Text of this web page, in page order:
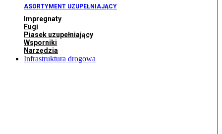
ASORTYMENT UZUPEŁNIAJĄCY
Impregnaty
Fugi
Piasek uzupełniający
Wsporniki
Narzędzia
Infrastruktura drogowa